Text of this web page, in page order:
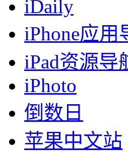
iDaily
iPhone应用
iPad资源导
iPhoto
倒数日
苹果中文站